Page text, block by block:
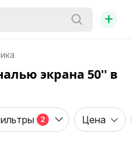
+
экрана 50'' в
2 Цена